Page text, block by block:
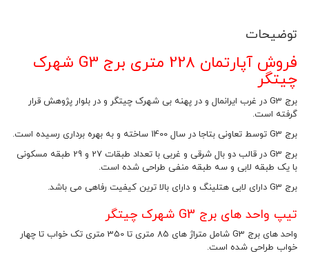
توضیحات
فروش آپارتمان 228 متری برج G3 شهرک
چیتگر
برج G3 در غرب ایرانمال و در پهنه بی شهرک چیتگر و در بلوار پژوهش قرار
گرفته است.
برج G3 توسط تعاونی بتاجا در سال 1400 ساخته و به بهره برداری رسیده است.
برج G3 در قالب دو بال شرقی و غربی با تعداد طبقات 27 و 29 طبقه مسکونی
با یک طبقه لابی و سه طبقه منفی طراحی شده است.
برج G3 دارای لابی هتلینگ و دارای بالا ترین کیفیت رفاهی می باشد.
تیپ واحد های برج G3 شهرک چیتگر
واحد های برج G3 شامل متراژ های 85 متری تا 350 متری تک خواب تا چهار
خواب طراحی شده است.